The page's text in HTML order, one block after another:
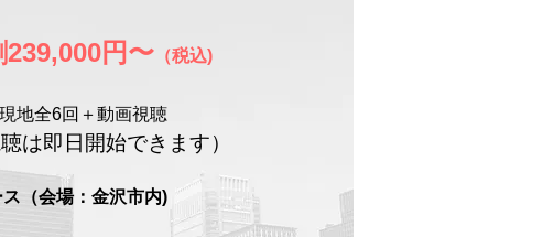
239,000円​〜 （税込)
地全6回 ＋動画視聴
は即日開始できます）
（会場：金沢市内)